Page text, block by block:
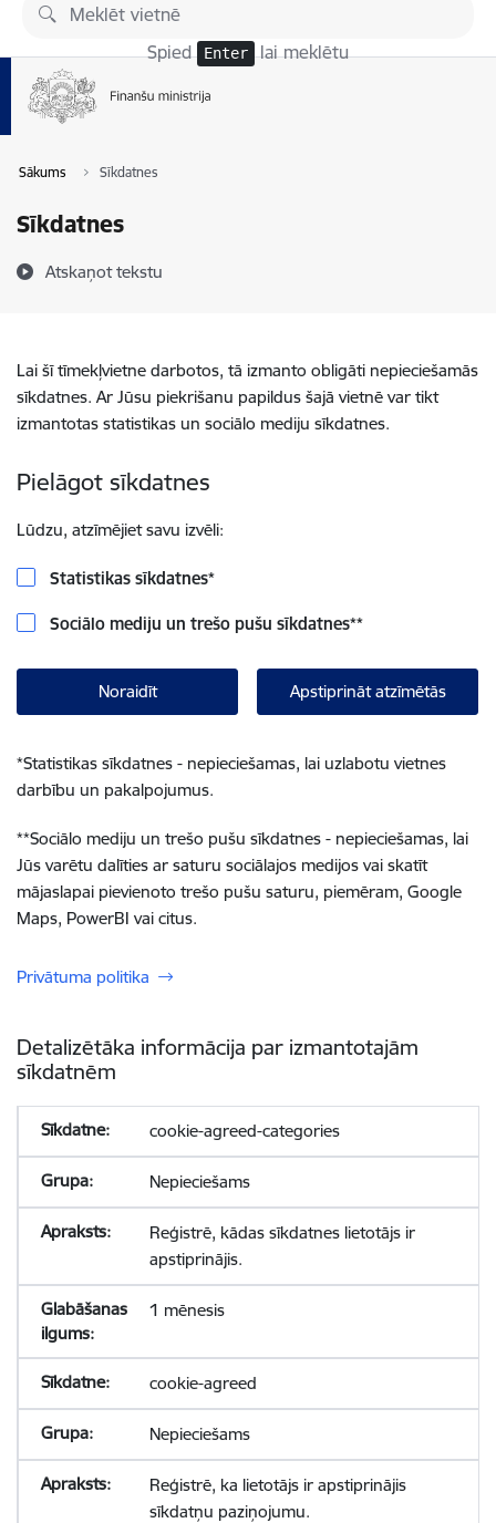
Pāriet uz lapas saturu
Spied Enter lai meklētu
Sākums Sīkdatnes
Sīkdatnes
Atskaņot tekstu
Lai šī tīmekļvietne darbotos, tā izmanto obligāti nepieciešamās
sīkdatnes. Ar Jūsu piekrišanu papildus šajā vietnē var tikt
izmantotas statistikas un sociālo mediju sīkdatnes.
Pielāgot sīkdatnes
Lūdzu, atzīmējiet savu izvēli:
Statistikas sīkdatnes*
Sociālo mediju un trešo pušu sīkdatnes**
Noraidīt Apstiprināt atzīmētās
*Statistikas sīkdatnes - nepieciešamas, lai uzlabotu vietnes
darbību un pakalpojumus.
**Sociālo mediju un trešo pušu sīkdatnes - nepieciešamas, lai
Jūs varētu dalīties ar saturu sociālajos medijos vai skatīt
mājaslapai pievienoto trešo pušu saturu, piemēram, Google
Maps, PowerBI vai citus.
Privātuma politika
Detalizētāka informācija par izmantotajām
sīkdatnēm
cookie-agreed-categories
Nepieciešams
Reģistrē, kādas sīkdatnes lietotājs ir
apstiprinājis.
1 mēnesis
cookie-agreed
Nepieciešams
Reģistrē, ka lietotājs ir apstiprinājis
sīkdatņu paziņojumu.